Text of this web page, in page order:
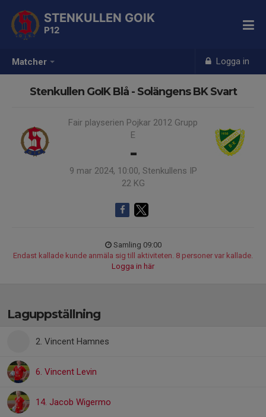
Matcher Logga in
STENKULLEN GOIK
P12
Stenkullen GoIK Blå - Solängens BK Svart
Fair playserien Pojkar 2012 Grupp
E
-
9 mar 2024, 10:00, Stenkullens IP
22 KG
Samling 09:00
Endast kallade kunde anmäla sig till aktiviteten. 8 personer var kallade.
Logga in här
Laguppställning
2. Vincent Hamnes
6. Vincent Levin
14. Jacob Wigermo